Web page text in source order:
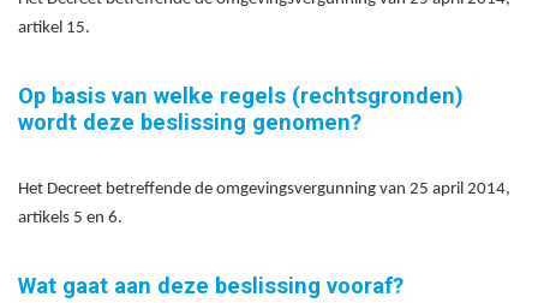
artikel 15.
Op basis van welke regels (rechtsgronden)
wordt deze beslissing genomen?
Het Decreet betreffende de omgevingsvergunning van 25 april 2014,
artikels 5 en 6.
Wat gaat aan deze beslissing vooraf?